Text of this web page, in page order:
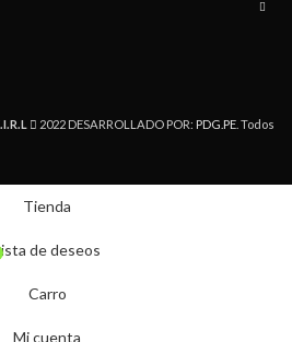
2022 DESARROLLADO POR: PDG.PE . Todos
Tienda
de deseos
Carro
Mi cuenta